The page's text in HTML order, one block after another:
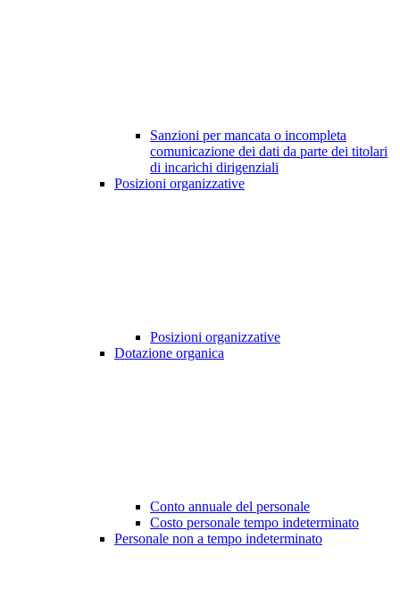
Sanzioni per mancata o incompleta
comunicazione dei dati da parte dei titolari
di incarichi dirigenziali
Posizioni organizzative
Posizioni organizzative
Dotazione organica
Conto annuale del personale
Costo personale tempo indeterminato
Personale non a tempo indeterminato